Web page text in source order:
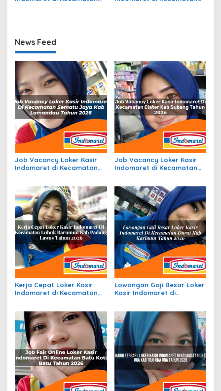
News Feed
Job Vacancy Loker Kasir
Indomaret di Kecamatan
Job Vacancy Loker Kasir
Indomaret di Kecamatan
Kerja Cepat Loker Kasir
Indomaret di Kecamatan
Lowongan Gaji Besar Loker
Kasir Indomaret di